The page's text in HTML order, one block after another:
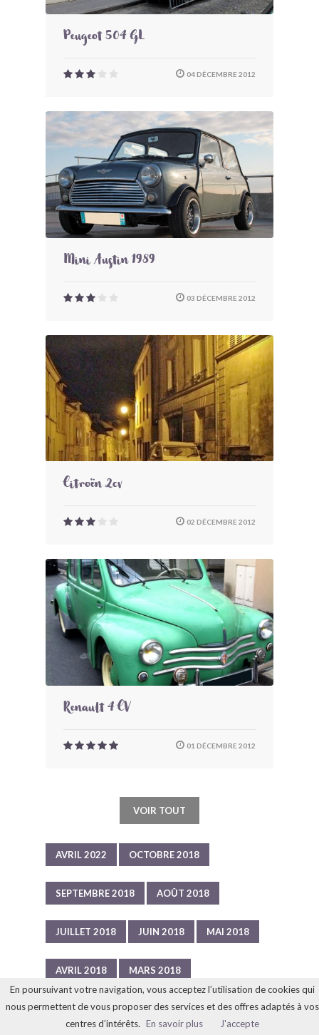
Peugeot 504 GL
04 DÉCEMBRE 2012
Mini Austin 1989
03 DÉCEMBRE 2012
Citroën 2cv
02 DÉCEMBRE 2012
Renault 4 CV
01 DÉCEMBRE 2012
VOIR TOUT
AVRIL 2022 OCTOBRE 2018
SEPTEMBRE 2018 AOÛT 2018
JUILLET 2018 JUIN 2018 MAI 2018
AVRIL 2018 MARS 2018
FÉVRIER 2018 JANVIER 2018
En poursuivant votre navigation, vous acceptez l’utilisation de cookies qui
nous permettent de vous proposer des services et des offres adaptés à vos
centres d’intérêts. En savoir plus J'accepte